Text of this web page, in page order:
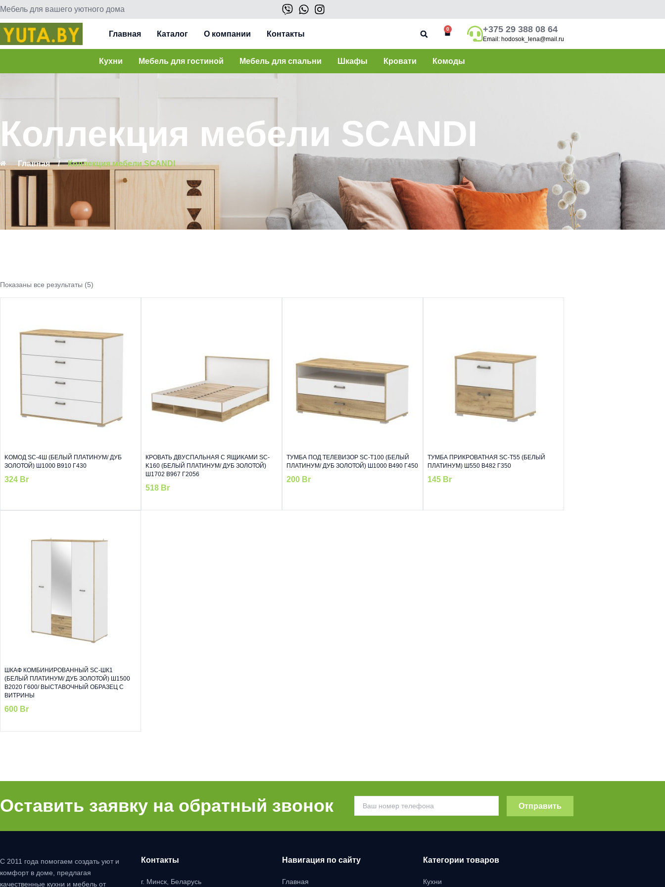
Мебель для вашего уютного дома
Главная Каталог О компании Контакты
0 +375 29 388 08 64
Email: hodosok_lena@mail.ru
Кухни Мебель для гостиной Мебель для спальни Шкафы Кровати Комоды
Коллекция мебели SCANDI
Главная / Коллекция мебели SCANDI
Показаны все результаты (5)
KОМОД SC-4Ш (БЕЛЫЙ ПЛАТИНУМ/ ДУБ
ЗОЛОТОЙ) Ш1000 В910 Г430
324 Br
КРОВАТЬ ДВУСПАЛЬНАЯ С ЯЩИКАМИ SC-
K160 (БЕЛЫЙ ПЛАТИНУМ/ ДУБ ЗОЛОТОЙ)
Ш1702 В967 Г2056
518 Br
ТУМБА ПОД ТЕЛЕВИЗОР SC-Т100 (БЕЛЫЙ
ПЛАТИНУМ/ ДУБ ЗОЛОТОЙ) Ш1000 В490 Г450
200 Br
ТУМБА ПРИКРОВАТНАЯ SC-T55 (БЕЛЫЙ
ПЛАТИНУМ) Ш550 В482 Г350
145 Br
ШКАФ КОМБИНИРОВАННЫЙ SC-ШК1
(БЕЛЫЙ ПЛАТИНУМ/ ДУБ ЗОЛОТОЙ) Ш1500
В2020 Г600/ ВЫСТАВОЧНЫЙ ОБРАЗЕЦ С
ВИТРИНЫ
600 Br
Оставить заявку на обратный звонок Отправить
С 2011 года помогаем создать уют и
комфорт в доме, предлагая
качественные кухни и мебель от
Контакты
г. Минск, Беларусь
Навигация по сайту
Главная
Категории товаров
Кухни